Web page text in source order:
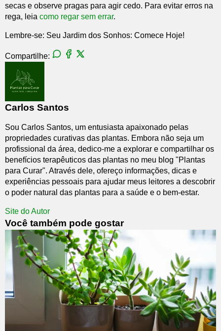
secas e observe pragas para agir cedo. Para evitar erros na
rega, leia como regar sem errar.
Lembre-se: Seu Jardim dos Sonhos: Comece Hoje!
Compartilhe:
Carlos Santos
Sou Carlos Santos, um entusiasta apaixonado pelas
propriedades curativas das plantas. Embora não seja um
profissional da área, dedico-me a explorar e compartilhar os
benefícios terapêuticos das plantas no meu blog "Plantas
para Curar". Através dele, ofereço informações, dicas e
experiências pessoais para ajudar meus leitores a descobrir
o poder natural das plantas para a saúde e o bem-estar.
Site do Autor
Você também pode gostar